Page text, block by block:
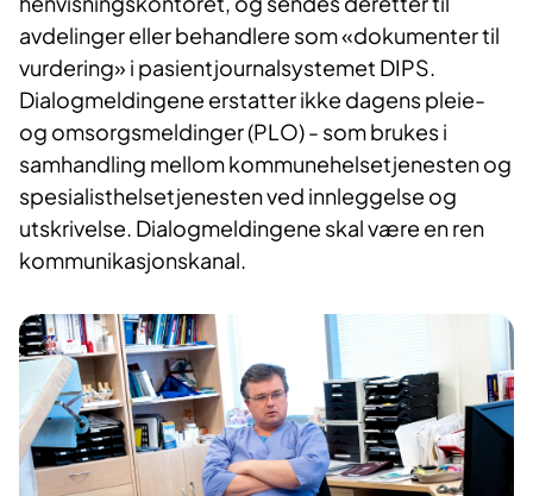
avdelinger eller behandlere som «dokumenter til
vurdering» i pasientjournalsystemet DIPS.
Dialogmeldingene erstatter ikke dagens pleie-
og omsorgsmeldinger (PLO) - som brukes i
samhandling mellom kommunehelsetjenesten og
spesialisthelsetjenesten ved innleggelse og
utskrivelse. Dialogmeldingene skal være en ren
kommunikasjonskanal.